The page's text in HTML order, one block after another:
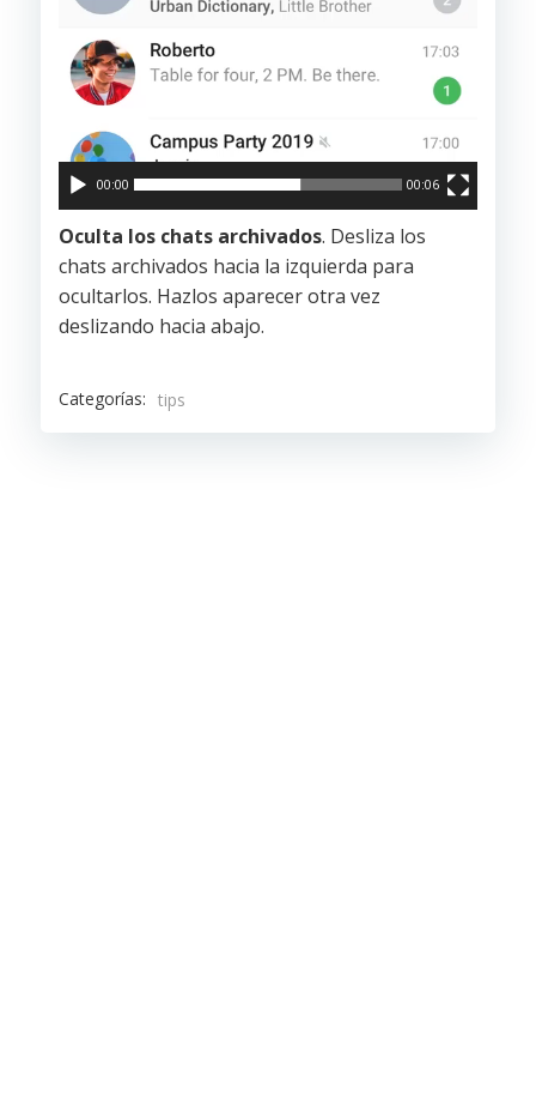
00:00 00:06
Oculta los chats archivados. Desliza los
chats archivados hacia la izquierda para
ocultarlos. Hazlos aparecer otra vez
deslizando hacia abajo.
Categorías: tips